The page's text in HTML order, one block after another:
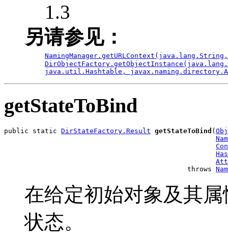
1.3
另请参见：
java.util.Hashtable ,
getStateToBind
public static DirStateFactory.Result getStateToBind (
                                             throws
在给定初始对象及其
状态。